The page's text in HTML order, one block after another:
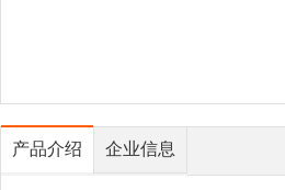
产品介绍 企业信息